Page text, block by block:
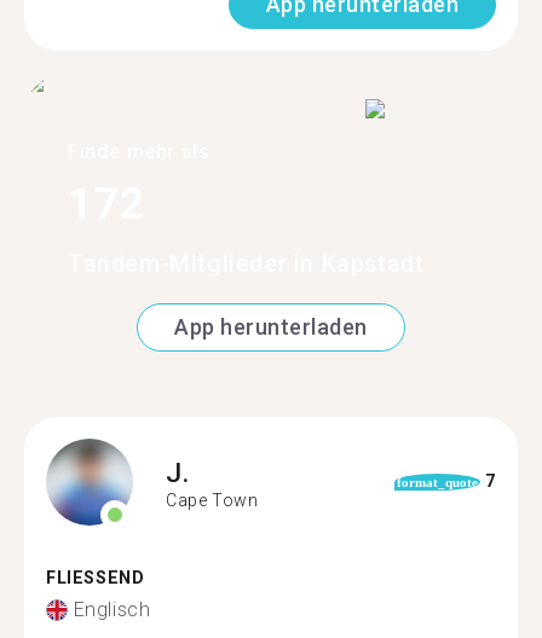
App herunterladen
J.
Cape Town
format_quote 7
FLIESSEND
Englisch